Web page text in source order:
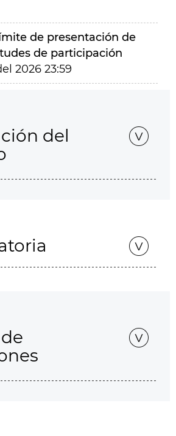
de presentación de
de participación
2026 23:59
del